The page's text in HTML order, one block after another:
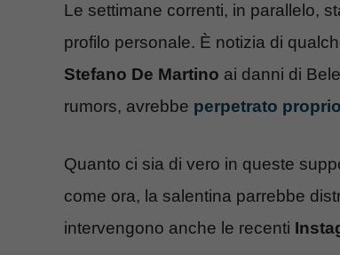
Le settimane correnti, in parallelo,
profilo personale. È notizia di
Stefano De Martino ai danni di
rumors, avrebbe perpetrato
Quanto ci sia di vero in queste
come ora, la salentina parrebbe
intervengono anche le recenti